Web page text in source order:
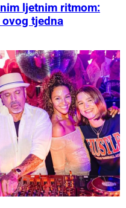
ljetnim ritmom:
tjedna